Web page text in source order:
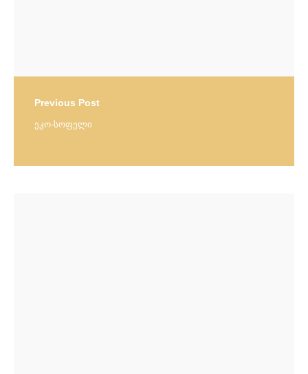
Previous Post
ეკო-სოფელი